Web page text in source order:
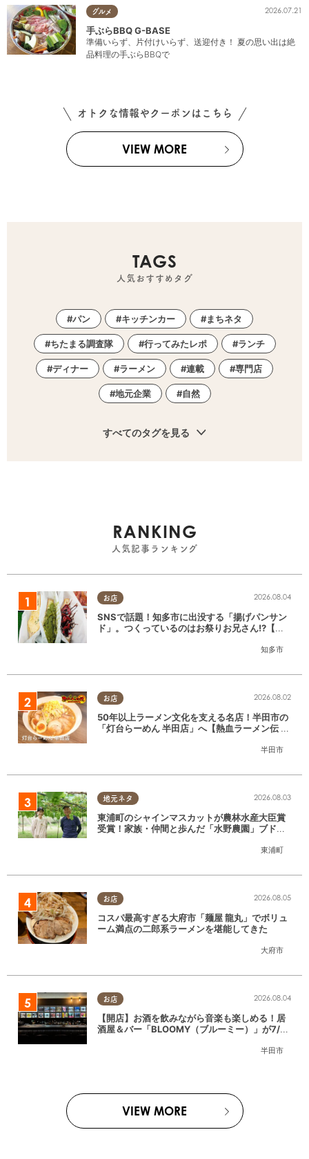
グルメ 2026.07.21
手ぶらBBQ G-BASE
準備いらず、片付けいらず、送迎付き！ 夏の思い出は絶
品料理の手ぶらBBQで
オトクな情報やクーポンはこちら
VIEW MORE
TAGS
人気おすすめタグ
パン キッチンカー まちネタ
ちたまる調査隊 行ってみたレポ ランチ
ディナー ラーメン 連載 専門店
地元企業 自然
すべてのタグを見る
RANKING
人気記事ランキング
お店
知多市
2026.08.04
SNSで話題！知多市に出没する「揚げパンサン
ド」。つくっているのはお祭りお兄さん!?【ち
お店
半田市
2026.08.02
50年以上ラーメン文化を支える名店！半田市の
「灯台らーめん 半田店」へ【熱血ラーメン伝 8
地元ネタ
東浦町
2026.08.03
東浦町のシャインマスカットが農林水産大臣賞
受賞！家族・仲間と歩んだ「水野農園」ブドウ
お店
大府市
2026.08.05
コスパ最高すぎる大府市「麺屋 龍丸」でボリュ
ーム満点の二郎系ラーメンを堪能してきた
お店
半田市
2026.08.04
【開店】お酒を飲みながら音楽も楽しめる！居
酒屋＆バー「BLOOMY（ブルーミー）」が7/3
VIEW MORE